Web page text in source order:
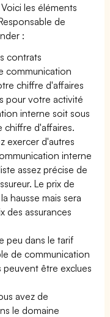
les éléments
de
:
contrats
communication
chiffre d'affaires
pour votre activité
interne soit sous
chiffre d'affaires.
exercer d'autres
interne
assez précise de
Le prix de
hausse mais sera
des assurances
peu dans le tarif
de communication
être exclues
avez de
le domaine